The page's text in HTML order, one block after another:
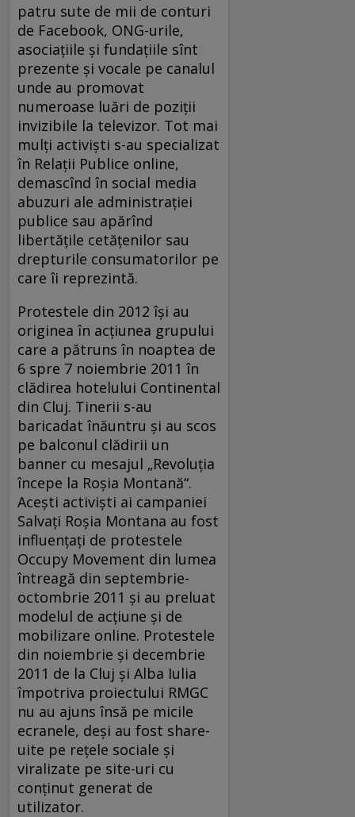
patru sute de mii de conturi
de Facebook, ONG-urile,
asociaţiile şi fundaţiile sînt
prezente şi vocale pe canalul
unde au promovat
numeroase luări de poziţii
invizibile la televizor. Tot mai
mulţi activişti s-au specializat
în Relaţii Publice online,
demascînd în social media
abuzuri ale administraţiei
publice sau apărînd
libertăţile cetăţenilor sau
drepturile consumatorilor pe
care îi reprezintă.
Protestele din 2012 îşi au
originea în acţiunea grupului
care a pătruns în noaptea de
6 spre 7 noiembrie 2011 în
clădirea hotelului Continental
din Cluj. Tinerii s-au
baricadat înăuntru și au scos
pe balconul clădirii un
banner cu mesajul „Revoluția
începe la Roșia Montană“.
Aceşti activiști ai campaniei
Salvați Roșia Montana au fost
influenţaţi de protestele
Occupy Movement din lumea
întreagă din septembrie-
octombrie 2011 şi au preluat
modelul de acţiune şi de
mobilizare online. Protestele
din noiembrie şi decembrie
2011 de la Cluj şi Alba Iulia
împotriva proiectului RMGC
nu au ajuns însă pe micile
ecranele, deși au fost share-
uite pe rețele sociale și
viralizate pe site-uri cu
conținut generat de
utilizator.